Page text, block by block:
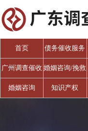
首页 债务催收服务
广州调查催收 婚姻咨询/挽救
婚姻
婚姻咨询 知识产权